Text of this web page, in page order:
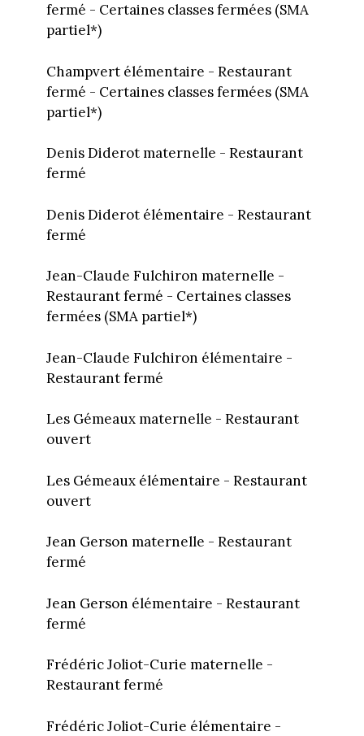
fermé - Certaines classes fermées (SMA
partiel*)
Champvert élémentaire - Restaurant
fermé - Certaines classes fermées (SMA
partiel*)
Denis Diderot maternelle - Restaurant
fermé
Denis Diderot élémentaire - Restaurant
fermé
Jean-Claude Fulchiron maternelle -
Restaurant fermé - Certaines classes
fermées (SMA partiel*)
Jean-Claude Fulchiron élémentaire -
Restaurant fermé
Les Gémeaux maternelle - Restaurant
ouvert
Les Gémeaux élémentaire - Restaurant
ouvert
Jean Gerson maternelle - Restaurant
fermé
Jean Gerson élémentaire - Restaurant
fermé
Frédéric Joliot-Curie maternelle -
Restaurant fermé
Frédéric Joliot-Curie élémentaire -